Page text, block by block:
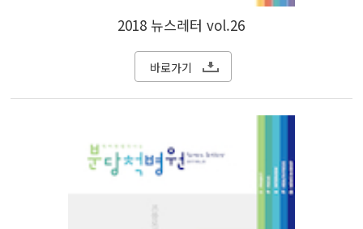
2018 뉴스레터 vol.26
바로가기